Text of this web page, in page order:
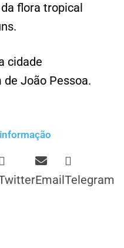
flora tropical
cidade
de João Pessoa.
EmailTelegram